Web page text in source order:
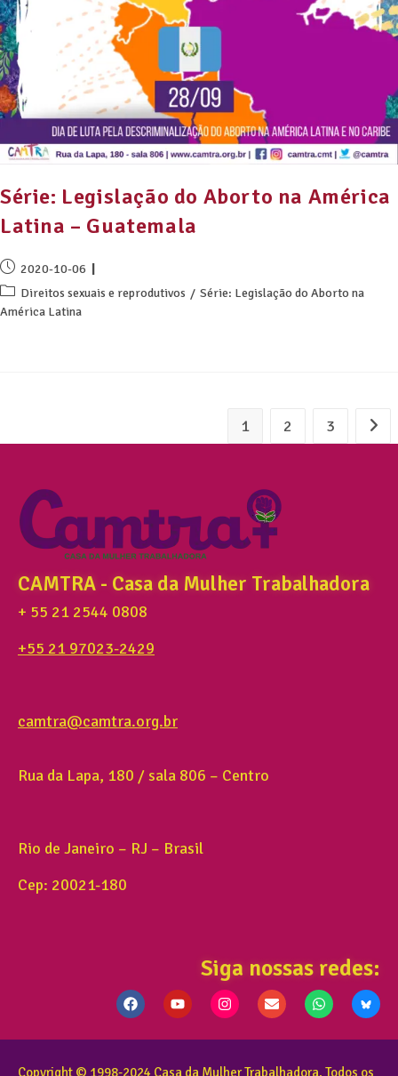
Série: Legislação do Aborto na América
Latina – Guatemala
2020-10-06
Direitos sexuais e reprodutivos / Série: Legislação do Aborto na
América Latina
1 2 3
CAMTRA - Casa da Mulher Trabalhadora
+ 55 21 2544 0808
+55 21 97023-2429
camtra@camtra.org.br
Rua da Lapa, 180 / sala 806 – Centro
Rio de Janeiro – RJ – Brasil
Cep: 20021-180
Siga nossas redes:
Copyright © 1998-2024 Casa da Mulher Trabalhadora. Todos os